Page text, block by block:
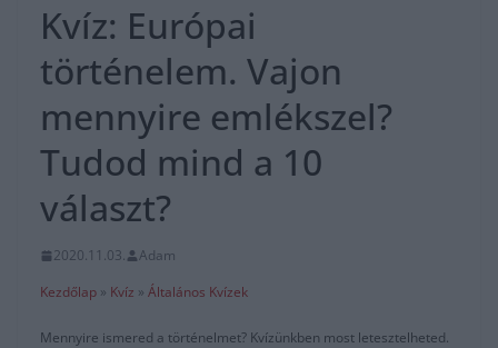
Kvíz: Európai
történelem. Vajon
mennyire emlékszel?
Tudod mind a 10
választ?
2020.11.03.
Adam
Kezdőlap » Kvíz » Általános Kvízek
Mennyire ismered a történelmet? Kvízünkben most letesztelheted.